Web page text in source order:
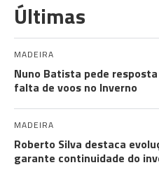
Últimas
MADEIRA
Nuno Batista pede
falta de voos no Inverno
MADEIRA
Roberto Silva destaca
garante continuidade do